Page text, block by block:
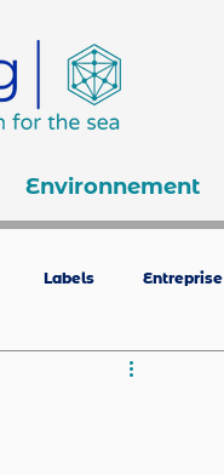
Environnement
Labels Entreprise